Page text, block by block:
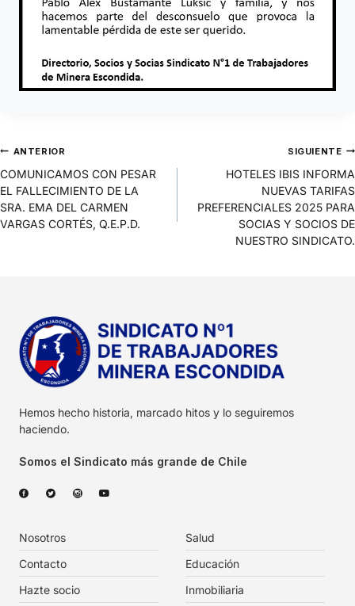
ANTERIOR
COMUNICAMOS CON PESAR
EL FALLECIMIENTO DE LA
SRA. EMA DEL CARMEN
VARGAS CORTÉS, Q.E.P.D.
SIGUIENTE
HOTELES IBIS INFORMA
NUEVAS TARIFAS
PREFERENCIALES 2025 PARA
SOCIAS Y SOCIOS DE
NUESTRO SINDICATO.
Hemos hecho historia, marcado hitos y lo seguiremos
haciendo.
Somos el Sindicato más grande de Chile
Nosotros
Contacto
Hazte socio
Salud
Educación
Inmobiliaria